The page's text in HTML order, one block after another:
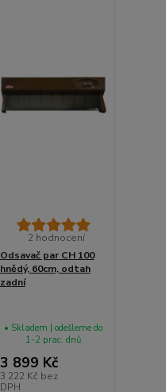
2 hodnocení
Odsavač par CH 100
hnědý, 60cm, odtah
zadní
3 899 Kč
3 222 Kč bez
DPH
• Skladem | odešleme do
1-2 prac. dnů